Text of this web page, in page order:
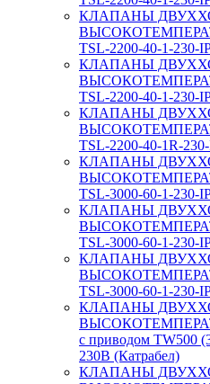
КЛАПАНЫ
TSL-2200-40-1-230-
КЛАПАНЫ
TSL-2200-40-1-230-
КЛАПАНЫ
TSL-2200-40-1R-
КЛАПАНЫ
TSL-3000-60-1-230-
КЛАПАНЫ
TSL-3000-60-1-230-
КЛАПАНЫ
TSL-3000-60-1-230-
КЛАПАНЫ
с приводом TW500
230В (Катрабел)
КЛАПАНЫ